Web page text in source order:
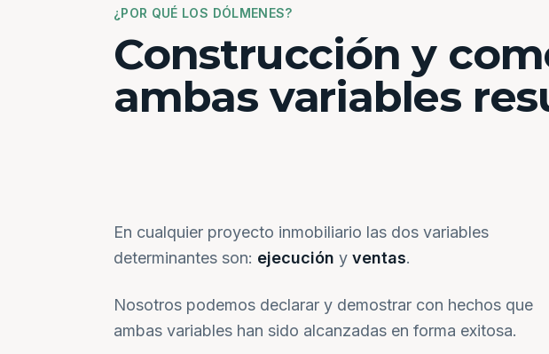
¿POR QUÉ LOS DÓLMENES?
Construcción y
ambas variables
En cualquier proyecto inmobiliario las dos variables
determinantes son: ejecución y ventas.
Nosotros podemos declarar y demostrar con hechos que
ambas variables han sido alcanzadas en forma exitosa.